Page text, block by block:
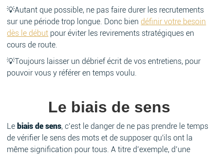
💡Autant que possible, ne pas faire durer les recrutements
sur une période trop longue. Donc bien définir votre besoin
dès le début pour éviter les revirements stratégiques en
cours de route.
💡Toujours laisser un débrief écrit de vos entretiens, pour
pouvoir vous y référer en temps voulu.
Le biais de sens
Le biais de sens, c’est le danger de ne pas prendre le temps
de vérifier le sens des mots et de supposer qu'ils ont la
même signification pour tous. A titre d’exemple, d’une